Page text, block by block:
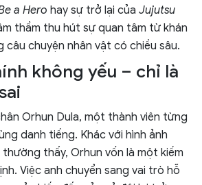
a Hero hay sự trở lại của Jujutsu
thầm thu hút sự quan tâm từ khán
câu chuyện nhân vật có chiều sâu.
không yếu – chỉ là
Orhun Dula, một thành viên từng
danh tiếng. Khác với hình ảnh
thấy, Orhun vốn là một kiếm
Việc anh chuyển sang vai trò hỗ